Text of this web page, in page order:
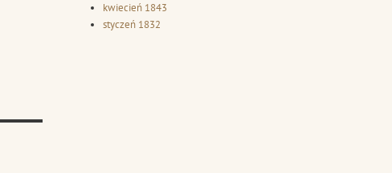
kwiecień 1843
styczeń 1832